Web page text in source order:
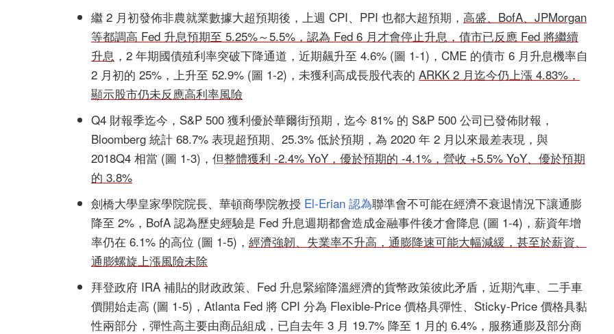
繼 2 月初發佈非農就業數據大超預期後，上週 CPI、PPI 也都大超預期， 高盛、BofA、JPMorgan
等都調高 Fed 升息預期至 5.25%～5.5%，認為 Fed 6 月才會停止升息，債市已反應 Fed 將繼續
升息 ，2 年期國債殖利率突破下降通道，近期飆升至 4.6% (圖 1-1)，CME 的債市 6 月升息機率自
2 月初的 25%，上升至 52.9% (圖 1-2)，未獲利高成長股代表的 ARKK 2 月迄今仍上漲 4.83%，
顯示股市仍未反應高利率風險
Q4 財報季迄今，S&P 500 獲利優於華爾街預期，迄今 81% 的 S&P 500 公司已發佈財報，
Bloomberg 統計 68.7% 表現超預期、25.3% 低於預期，為 2020 年 2 月以來最差表現，與
2018Q4 相當 (圖 1-3)，但整體獲利 -2.4% YoY，優於預期的 -4.1%，營收 +5.5% YoY、優於預期
的 3.8%
劍橋大學皇家學院院長、華頓商學院教授 El-Erian 認為聯準會不可能在經濟不衰退情況下讓通膨
降至 2%，BofA 認為歷史經驗是 Fed 升息週期都會造成金融事件後才會降息 (圖 1-4)，薪資年增
率仍在 6.1% 的高位 (圖 1-5)， 經濟強韌、失業率不升高，通膨降速可能大幅減緩，甚至於薪資、
通膨螺旋上漲風險未除
拜登政府 IRA 補貼的財政政策、Fed 升息緊縮降溫經濟的貨幣政策彼此矛盾，近期汽車、二手車
價開始走高 (圖 1-5)，Atlanta Fed 將 CPI 分為 Flexible-Price 價格具彈性、Sticky-Price 價格具黏
性兩部分，彈性高主要由商品組成，已自去年 3 月 19.7% 降至 1 月的 6.4%，服務通膨及部分商